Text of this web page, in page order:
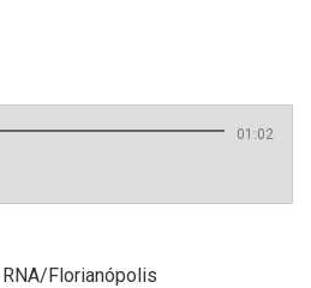
01:02
Florianópolis